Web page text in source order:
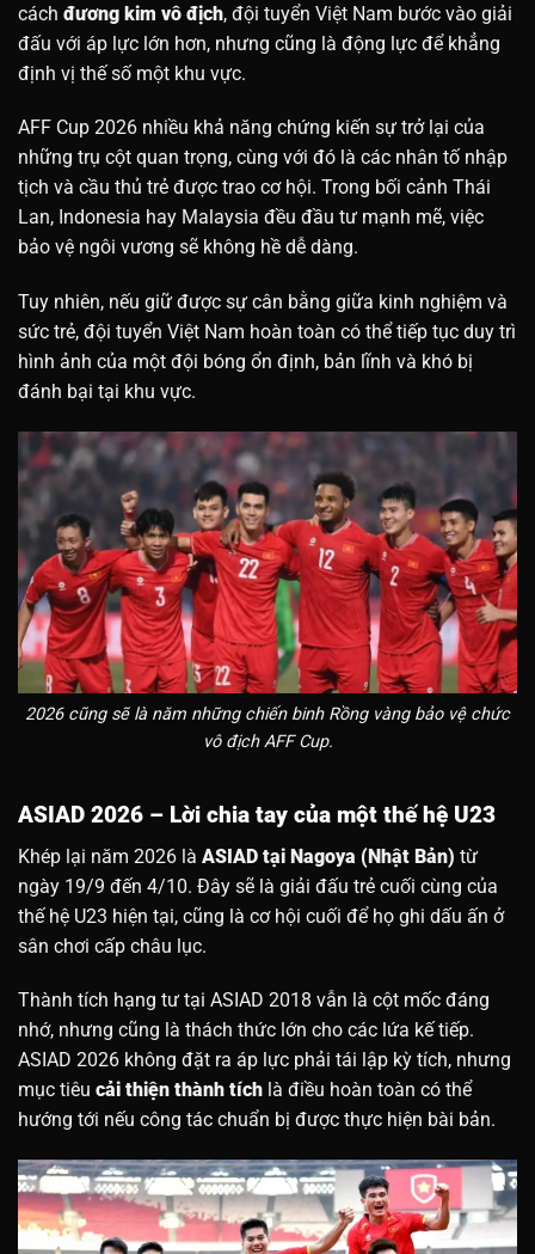
cách đương kim vô địch, đội tuyển Việt Nam bước vào giải
đấu với áp lực lớn hơn, nhưng cũng là động lực để khẳng
định vị thế số một khu vực.
AFF Cup 2026 nhiều khả năng chứng kiến sự trở lại của
những trụ cột quan trọng, cùng với đó là các nhân tố nhập
tịch và cầu thủ trẻ được trao cơ hội. Trong bối cảnh Thái
Lan, Indonesia hay Malaysia đều đầu tư mạnh mẽ, việc
bảo vệ ngôi vương sẽ không hề dễ dàng.
Tuy nhiên, nếu giữ được sự cân bằng giữa kinh nghiệm và
sức trẻ, đội tuyển Việt Nam hoàn toàn có thể tiếp tục duy trì
hình ảnh của một đội bóng ổn định, bản lĩnh và khó bị
đánh bại tại khu vực.
2026 cũng sẽ là năm những chiến binh Rồng vàng bảo vệ chức
vô địch AFF Cup.
ASIAD 2026 – Lời chia tay của một thế hệ U23
Khép lại năm 2026 là ASIAD tại Nagoya (Nhật Bản) từ
ngày 19/9 đến 4/10. Đây sẽ là giải đấu trẻ cuối cùng của
thế hệ U23 hiện tại, cũng là cơ hội cuối để họ ghi dấu ấn ở
sân chơi cấp châu lục.
Thành tích hạng tư tại ASIAD 2018 vẫn là cột mốc đáng
nhớ, nhưng cũng là thách thức lớn cho các lứa kế tiếp.
ASIAD 2026 không đặt ra áp lực phải tái lập kỳ tích, nhưng
mục tiêu cải thiện thành tích là điều hoàn toàn có thể
hướng tới nếu công tác chuẩn bị được thực hiện bài bản.